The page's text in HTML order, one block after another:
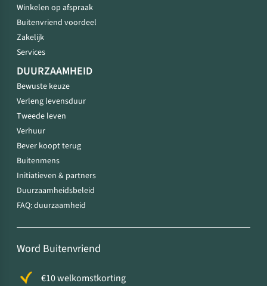
Winkelen op afspraak
Buitenvriend voordeel
Zakelijk
Services
DUURZAAMHEID
Bewuste keuze
Verleng levensduur
Tweede leven
Verhuur
Bever koopt terug
Buitenmens
Initiatieven & partners
Duurzaamheidsbeleid
FAQ: duurzaamheid
Word Buitenvriend
€10 welkomstkorting